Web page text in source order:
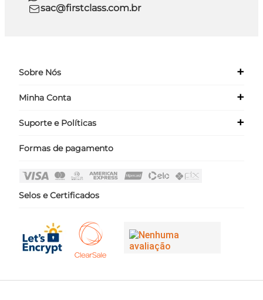
sac@firstclass.com.br
Sobre Nós +
Quem Somos
Minha Conta +
Meus Dados
Suporte e Políticas +
Políticas
Fale Conosco
Formas de pagamento
Selos e Certificados